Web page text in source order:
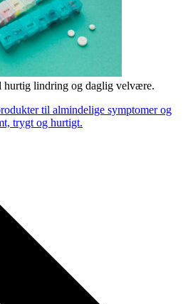
hurtig lindring og daglig velvære.
til almindelige symptomer og
trygt og hurtigt.